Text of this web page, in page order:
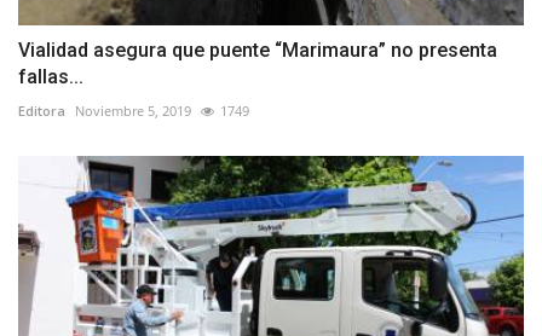
Vialidad asegura que puente “Marimaura” no presenta
fallas...
Editora Noviembre 5, 2019 1749